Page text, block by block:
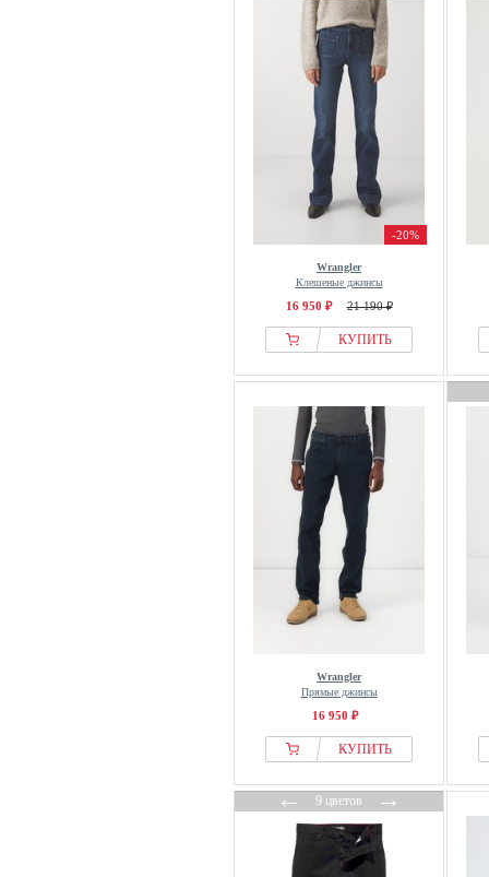
-20%
Wrangler
Клешеные джинсы
16 950 ₽ 21 190 ₽
КУПИТЬ
Wrangler
Прямые джинсы
16 950 ₽
КУПИТЬ
←9 цветов→